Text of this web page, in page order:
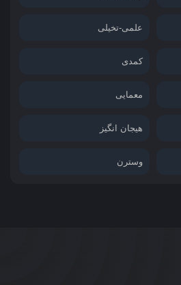
علمی-تخیلی
کمدی
معمایی
هیجان انگیز
وسترن